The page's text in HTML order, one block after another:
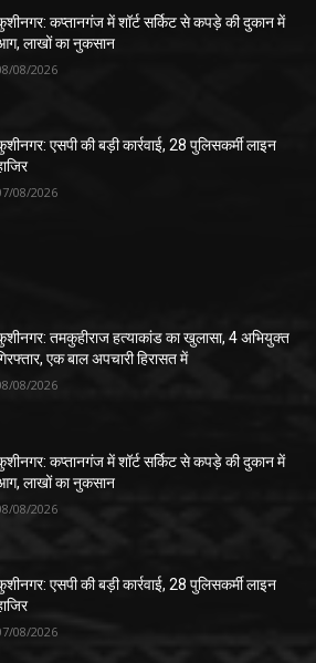
कप्तानगंज में शॉर्ट सर्किट से कपड़े की दुकान में
लाखों का नुकसान
08/2026
एसपी की बड़ी कार्रवाई, 28 पुलिसकर्मी लाइन
08/2026
तमकुहीराज हत्याकांड का खुलासा, 4 अभियुक्त
एक बाल अपचारी हिरासत में
08/2026
कप्तानगंज में शॉर्ट सर्किट से कपड़े की दुकान में
लाखों का नुकसान
08/2026
एसपी की बड़ी कार्रवाई, 28 पुलिसकर्मी लाइन
08/2026